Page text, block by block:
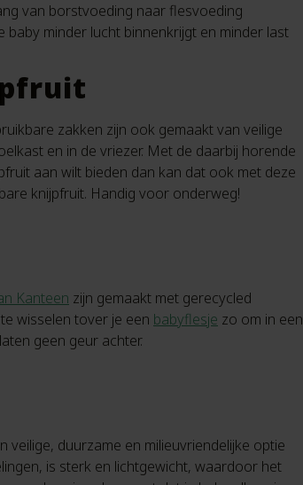
van borstvoeding naar flesvoeding
minder lucht binnenkrijgt en minder last
zakken zijn ook gemaakt van veilige
en in de vriezer. Met de daarbij horende
aan wilt bieden dan kan dat ook met deze
knijpfruit. Handig voor onderweg!
Kanteen zijn gemaakt met gerecycled
wisselen tover je een babyflesje zo om in een
geen geur achter.
duurzame en milieuvriendelijke optie
is sterk en lichtgewicht, waardoor het